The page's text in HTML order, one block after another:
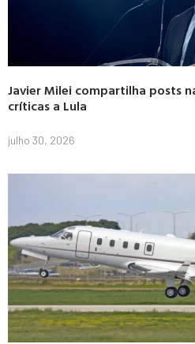
Javier Milei compartilha posts
críticas a Lula
julho 30, 2026